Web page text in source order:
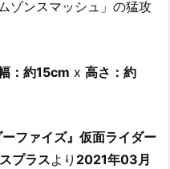
ゾンスマッシュ」の猛攻
：約15cm x 高さ：約
ファイズ』仮面ライダー
プラスより 2021年03月